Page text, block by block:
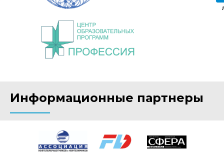
Информационные партнеры